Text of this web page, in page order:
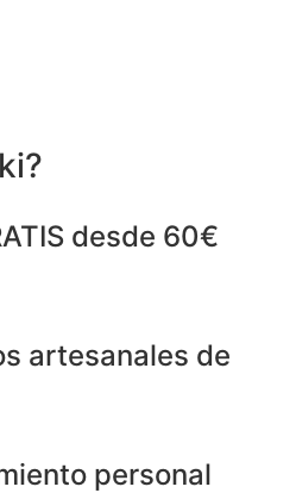
desde 60€
artesanales de
personal